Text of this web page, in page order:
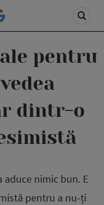
pentru
dintr-o
aduce nimic bun. E
pentru a nu-ți